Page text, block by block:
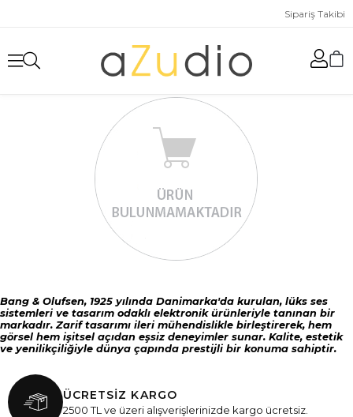
Sipariş Takibi
Bang & Olufsen, 1925 yılında Danimarka'da kurulan, lüks ses
sistemleri ve tasarım odaklı elektronik ürünleriyle tanınan bir
markadır. Zarif tasarımı ileri mühendislikle birleştirerek, hem
görsel hem işitsel açıdan eşsiz deneyimler sunar. Kalite, estetik
ve yenilikçiliğiyle dünya çapında prestijli bir konuma sahiptir.
ÜCRETSİZ KARGO
2500 TL ve üzeri alışverişlerinizde kargo ücretsiz.